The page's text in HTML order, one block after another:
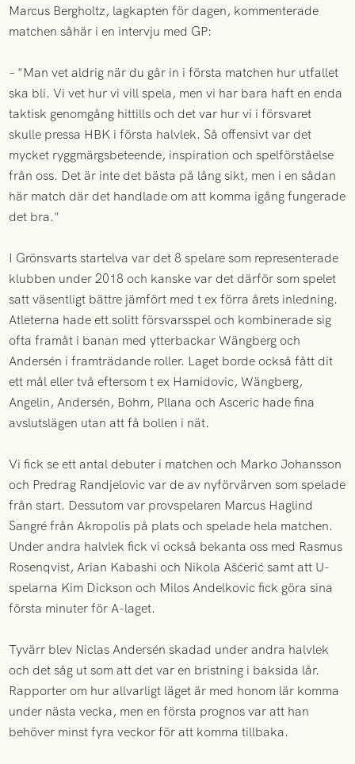
Marcus Bergholtz, lagkapten för dagen, kommenterade
matchen såhär i en intervju med GP:
– "Man vet aldrig när du går in i första matchen hur utfallet
ska bli. Vi vet hur vi vill spela, men vi har bara haft en enda
taktisk genomgång hittills och det var hur vi i försvaret
skulle pressa HBK i första halvlek. Så offensivt var det
mycket ryggmärgsbeteende, inspiration och spelförståelse
från oss. Det är inte det bästa på lång sikt, men i en sådan
här match där det handlade om att komma igång fungerade
det bra."
I Grönsvarts startelva var det 8 spelare som representerade
klubben under 2018 och kanske var det därför som spelet
satt väsentligt bättre jämfört med t ex förra årets inledning.
Atleterna hade ett solitt försvarsspel och kombinerade sig
ofta framåt i banan med ytterbackar Wängberg och
Andersén i framträdande roller. Laget borde också fått dit
ett mål eller två eftersom t ex Hamidovic, Wängberg,
Angelin, Andersén, Bohm, Pllana och Asceric hade fina
avslutslägen utan att få bollen i nät.
Vi fick se ett antal debuter i matchen och Marko Johansson
och Predrag Randjelovic var de av nyförvärven som spelade
från start. Dessutom var provspelaren Marcus Haglind
Sangré från Akropolis på plats och spelade hela matchen.
Under andra halvlek fick vi också bekanta oss med Rasmus
Rosenqvist, Arian Kabashi och Nikola Ašćerić samt att U-
spelarna Kim Dickson och Milos Andelkovic fick göra sina
första minuter för A-laget.
Tyvärr blev Niclas Andersén skadad under andra halvlek
och det såg ut som att det var en bristning i baksida lår.
Rapporter om hur allvarligt läget är med honom lär komma
under nästa vecka, men en första prognos var att han
behöver minst fyra veckor för att komma tillbaka.